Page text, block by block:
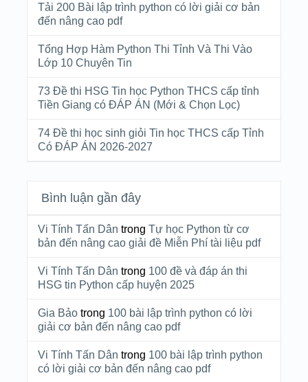
Tải 200 Bài lập trình python có lời giải cơ bản
đến nâng cao pdf
Tổng Hợp Hàm Python Thi Tỉnh Và Thi Vào
Lớp 10 Chuyên Tin
73 Đề thi HSG Tin học Python THCS cấp tỉnh
Tiền Giang có ĐÁP ÁN (Mới & Chọn Lọc)
74 Đề thi học sinh giỏi Tin học THCS cấp Tỉnh
Có ĐÁP ÁN 2026-2027
Bình luận gần đây
Vi Tính Tấn Dân trong Tự học Python từ cơ
bản đến nâng cao giải đề Miễn Phí tài liệu pdf
Vi Tính Tấn Dân trong 100 đề và đáp án thi
HSG tin Python cấp huyện 2025
Gia Bảotrong 100 bài lập trình python có lời
giải cơ bản đến nâng cao pdf
Vi Tính Tấn Dân trong 100 bài lập trình python
có lời giải cơ bản đến nâng cao pdf